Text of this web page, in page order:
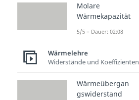
Molare
Wärmekapazität
5/5 – Dauer: 02:08
Wärmelehre
Widerstände und Koeffizienten
Wärmeübergan
gswiderstand